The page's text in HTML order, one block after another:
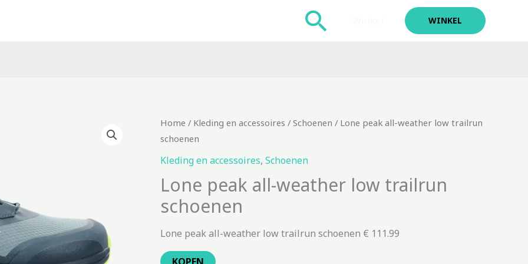
Zoeken WINKEL
Home / Kleding en accessoires / Schoenen / Lone peak all-weather low trailrun
schoenen
Kleding en accessoires, Schoenen
Lone peak all-weather low trailrun
schoenen
Lone peak all-weather low trailrun schoenen € 111.99